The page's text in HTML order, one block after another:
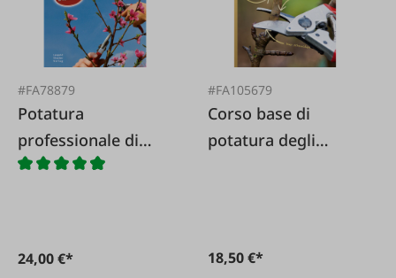
#FA78879
Potatura
professionale di
alberi da frutto
24,00 €*
#FA105679
Corso base di
potatura degli
18,50 €*